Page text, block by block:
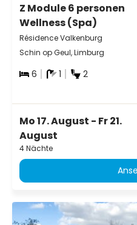
Z Module 6 personen
Wellness (Spa)
Résidence Valkenburg
Schin op Geul, Limburg
6 1 2
Mo 17. August - Fr 21.
August
4 Nächte